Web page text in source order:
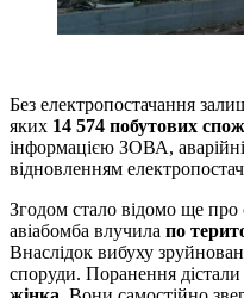
Без електропостачання
яких 14 574 побутових
інформацією ЗОВА,
відновленням
Згодом стало відомо ще про
авіабомба влучила по
Внаслідок вибуху
споруди. Поранення дістали